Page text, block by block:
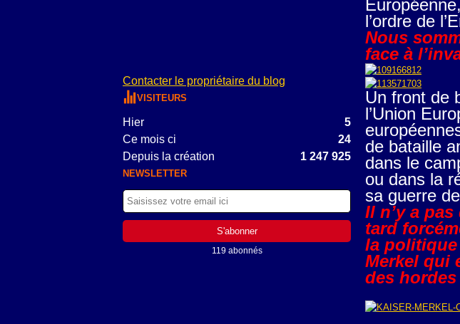
Contacter le propriétaire du blog
VISITEURS
Hier
5
Ce mois ci
24
Depuis la création
1 247 925
NEWSLETTER
119 abonnés
l’ordre de
Nous
face à
Un front de
l’Union
de bataille
dans le
ou dans la
sa guerre
Il n’y a
tard
la politique
Merkel qui
des